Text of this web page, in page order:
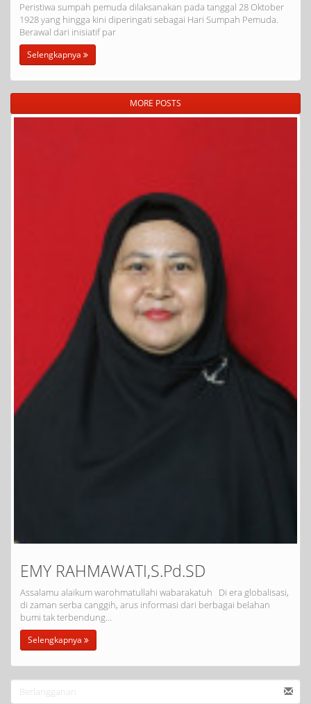
Peristiwa sumpah pemuda dilaksanakan pada tanggal 28 Oktober
1928 yang hingga kini diperingati sebagai Hari Sumpah Pemuda.
Berawal dari inisiatif par
Selengkapnya
MORE POSTS
EMY RAHMAWATI,S.Pd.SD
Assalamu alaikum warohmatullahi wabarakatuh Di era globalisasi,
di zaman serba canggih, arus informasi dari berbagai belahan
bumi tak terbendung…
Selengkapnya